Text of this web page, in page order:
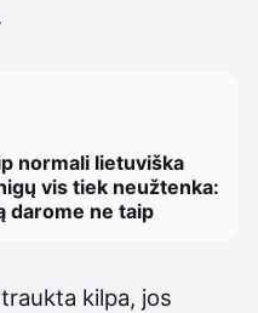
normali lietuviška
vis tiek neužtenka:
darome ne taip
kilpa, jos